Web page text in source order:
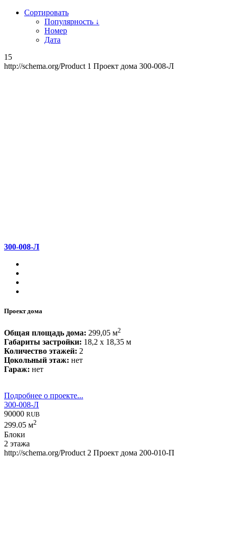
Сортировать
Популярность ↓
Номер
Дата
15
http://schema.org/Product 1 Проект дома 300-008-Л
300-008-Л
Проект дома
Общая площадь дома: 299,05 м2
Габариты застройки: 18,2 x 18,35 м
Количество этажей: 2
Цокольный этаж: нет
Гараж: нет
Подробнее о проекте...
300-008-Л
90000 RUB
299.05 м2
Блоки
2 этажа
http://schema.org/Product 2 Проект дома 200-010-П